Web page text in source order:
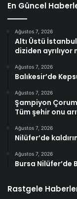
En Güncel
Ağustos 7, 2026
Altı Üstü
diziden ayrılıyor
Ağustos 7, 2026
Balıkesir’de
Ağustos 7, 2026
Şampiyon
Tüm şehir onu
Ağustos 7, 2026
Nilüfer’de
Ağustos 7, 2026
Bursa Nilüfer’de
Rastgele